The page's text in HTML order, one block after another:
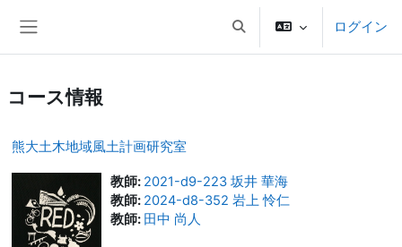
検索入力に切り替えるログイン
コース情報
熊大土木地域風土計画研究室
教師: 2021-d9-223 坂井 華海
教師: 2024-d8-352 岩上 怜仁
教師: 田中 尚人